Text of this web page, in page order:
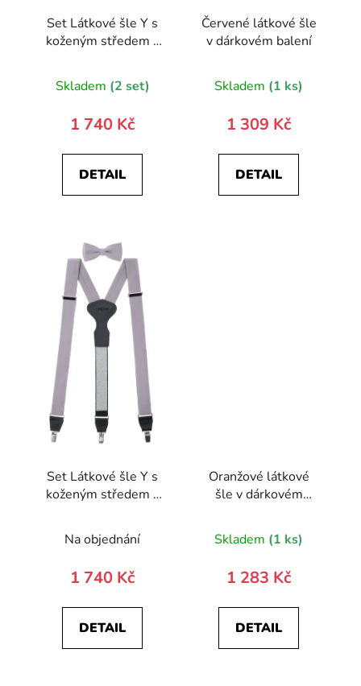
Set Látkové šle Y s
koženým středem a
35 mm, motýlek a
kapesníček 881-
Skladem (2 set)
1 740 Kč
DETAIL
Červené látkové šle
v dárkovém balení
Skladem (1 ks)
1 309 Kč
DETAIL
Set Látkové šle Y s
koženým středem a
35 mm, motýlek a
kapesníček 881-
Na objednání
1 740 Kč
DETAIL
Oranžové látkové
šle v dárkovém
Skladem (1 ks)
1 283 Kč
DETAIL